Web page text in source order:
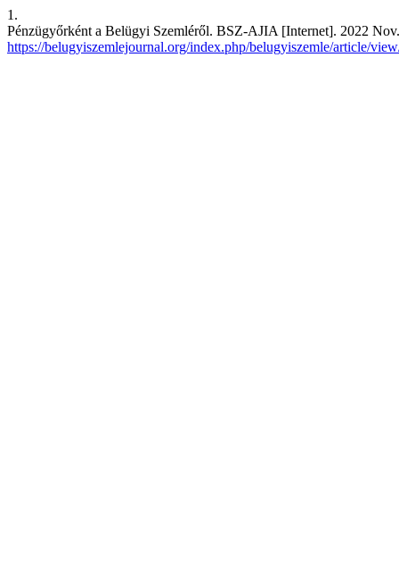
1.
Pénzügyőrként a Belügyi Szemléről. BSZ-AJIA [Internet]. 2022
https://belugyiszemlejournal.org/index.php/belugyiszemle/article/